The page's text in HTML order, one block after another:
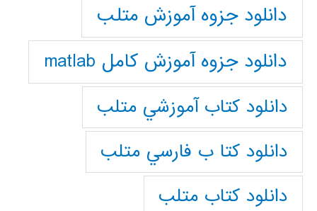
دانلود جزوه آموزش متلب
دانلود جزوه آموزش کامل matlab
دانلود كتاب آموزشي متلب
دانلود كتا ب فارسي متلب
دانلود كتاب متلب